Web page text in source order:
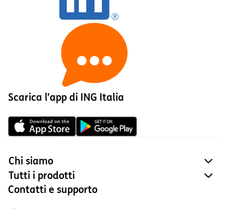
Scarica l’app di ING Italia
Chi siamo
Tutti i prodotti
Contatti e supporto